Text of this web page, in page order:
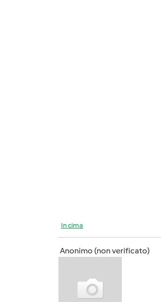
In cima
Anonimo (non verificato)